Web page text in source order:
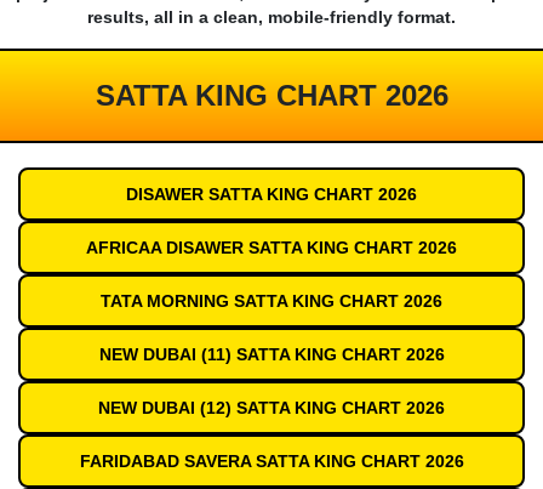
results, all in a clean, mobile-friendly format.
SATTA KING CHART 2026
DISAWER SATTA KING CHART 2026
AFRICAA DISAWER SATTA KING CHART 2026
TATA MORNING SATTA KING CHART 2026
NEW DUBAI (11) SATTA KING CHART 2026
NEW DUBAI (12) SATTA KING CHART 2026
FARIDABAD SAVERA SATTA KING CHART 2026